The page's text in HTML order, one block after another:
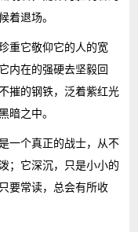
着退场。
重它敬仰它的人的宽
内在的强硬去坚毅回
摧的钢铁，泛着紫红光
暗之中。
一个真正的战士，从不
；它深沉，只是小小的
要常读，总会有所收